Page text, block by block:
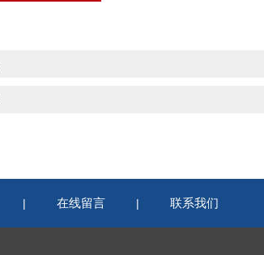
| 在线留言 | 联系我们